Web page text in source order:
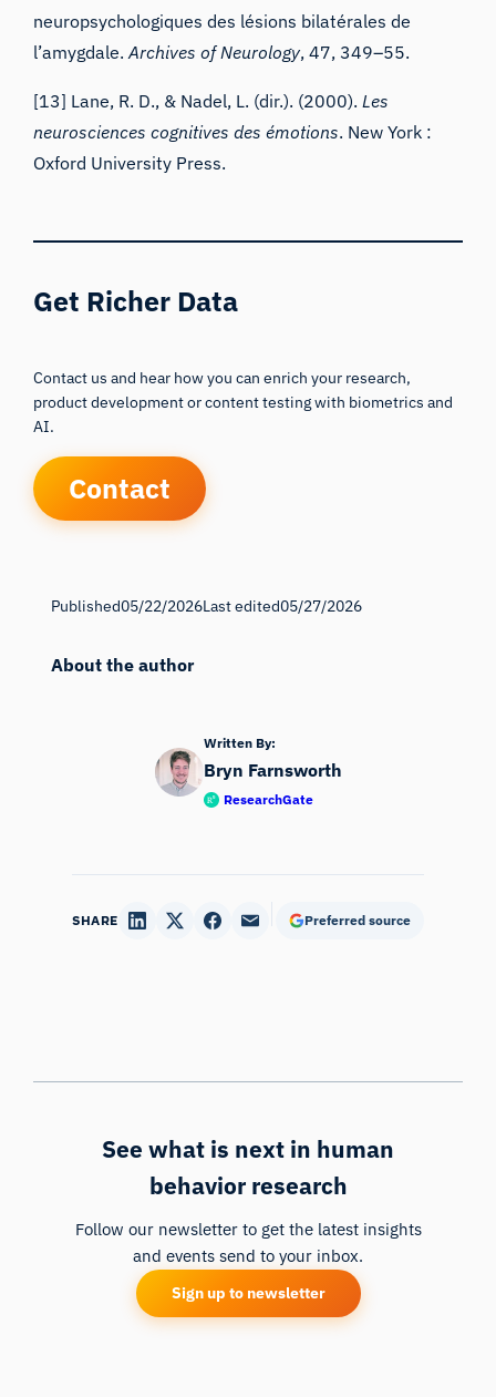
neuropsychologiques des lésions bilatérales de
l’amygdale.Archives of Neurology, 47, 349–55.
[13] Lane, R. D., & Nadel, L. (dir.). (2000). Les
neurosciences cognitives des émotions. New York :
Oxford University Press.
Get Richer Data
Contact us and hear how you can enrich your research,
product development or content testing with biometrics and
AI.
Contact
Published05/22/2026Last edited05/27/2026
About the author
Written By:
Bryn Farnsworth
ResearchGate
SHARE Preferred source
See what is next in human
behavior research
Follow our newsletter to get the latest insights
and events send to your inbox.
Sign up to newsletter